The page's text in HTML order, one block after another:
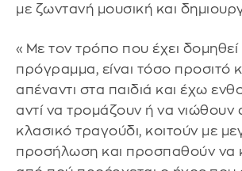
με ζωντανή μουσική και
«Με τον τρόπο που έχει δομηθεί
πρόγραμμα, είναι τόσο προσιτό
απέναντι στα παιδιά και έχω
αντί να τρομάζουν ή να νιώθουν
κλασικό τραγούδι, κοιτούν με
προσήλωση και προσπαθούν να